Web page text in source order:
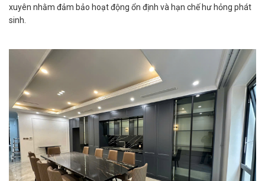
xuyên nhằm đảm bảo hoạt động ổn định và hạn chế hư hỏng phát
sinh.